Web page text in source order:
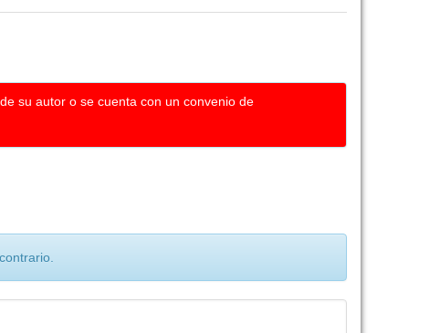
su autor o se cuenta con un convenio de